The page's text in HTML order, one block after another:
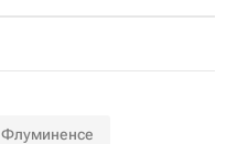
Флуминенсе